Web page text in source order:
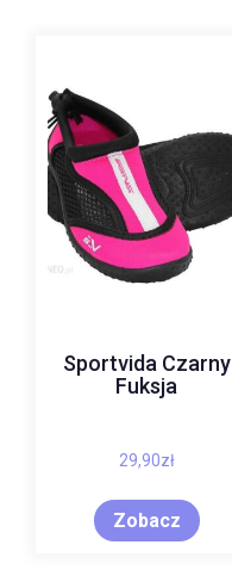
Sportvida Czarny
Fuksja
29,90zł
Zobacz